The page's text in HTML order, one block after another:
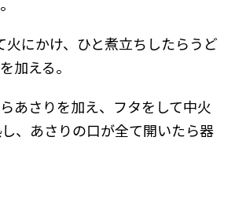
火にかけ、ひと煮立ちしたらうど
加える。
あさりを加え、フタをして中火
、あさりの口が全て開いたら器